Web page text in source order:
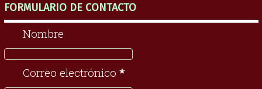
FORMULARIO DE CONTACTO
Nombre
Correo electrónico *